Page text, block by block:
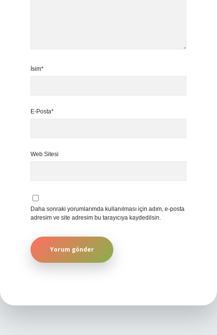
İsim*
E-Posta*
Web Sitesi
Daha sonraki yorumlarımda kullanılması için adım, e-posta
adresim ve site adresim bu tarayıcıya kaydedilsin.